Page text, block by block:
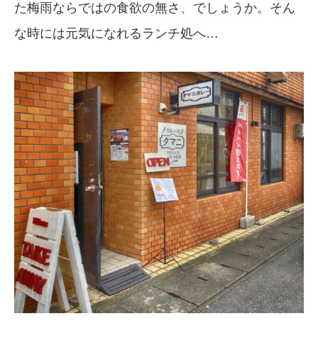
た梅雨ならではの食欲の無さ、でしょうか。そん
な時には元気になれるランチ処へ…